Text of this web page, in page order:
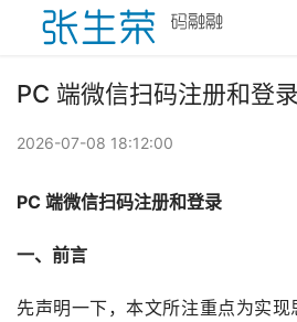
PC 端微信扫码注册和登
2026-07-08 18:12:00
PC 端微信扫码注册和登录
一、前言
先声明一下，本文所注重点为实